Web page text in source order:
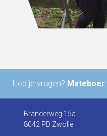
Heb je vragen? Mateboer
Branderweg 15a
8042 PD Zwolle